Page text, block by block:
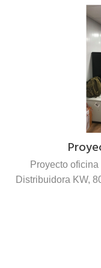
Proyecto
Distribuidora KW,